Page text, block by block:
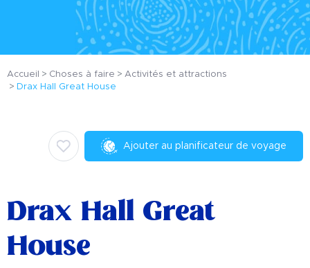
Accueil Choses à faire
Activités et attractions
Drax Hall Great House
Ajouter au planificateur de voyage
Drax Hall Great
House